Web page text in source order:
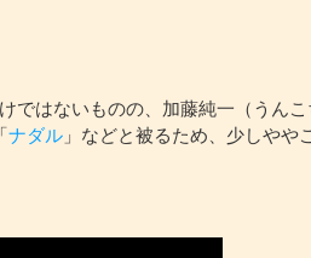
ではないものの、加藤純一（うん
ナダル 」などと被るため、少しやや